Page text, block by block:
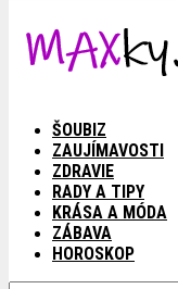
ŠOUBIZ
ZAUJÍMAVOSTI
ZDRAVIE
RADY A TIPY
KRÁSA A MÓDA
ZÁBAVA
HOROSKOP